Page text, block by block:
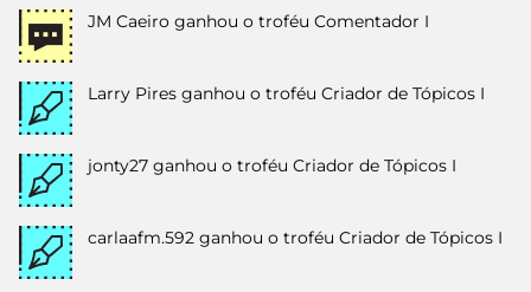
JM Caeiro ganhou o troféu Comentador I
Larry Pires ganhou o troféu Criador de Tópicos I
jonty27 ganhou o troféu Criador de Tópicos I
carlaafm.592 ganhou o troféu Criador de Tópicos I